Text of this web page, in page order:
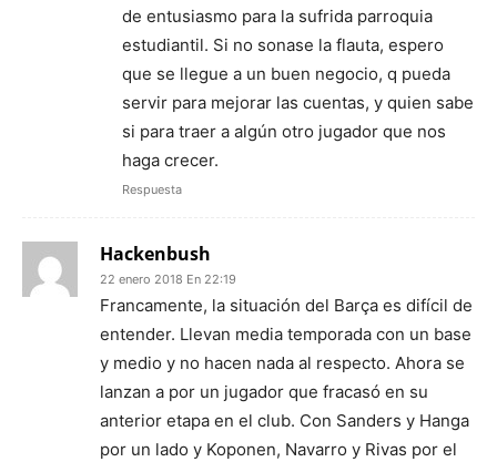
de entusiasmo para la sufrida parroquia
estudiantil. Si no sonase la flauta, espero
que se llegue a un buen negocio, q pueda
servir para mejorar las cuentas, y quien sabe
si para traer a algún otro jugador que nos
haga crecer.
Respuesta
Hackenbush
22 enero 2018 En 22:19
Francamente, la situación del Barça es difícil de
entender. Llevan media temporada con un base
y medio y no hacen nada al respecto. Ahora se
lanzan a por un jugador que fracasó en su
anterior etapa en el club. Con Sanders y Hanga
por un lado y Koponen, Navarro y Rivas por el